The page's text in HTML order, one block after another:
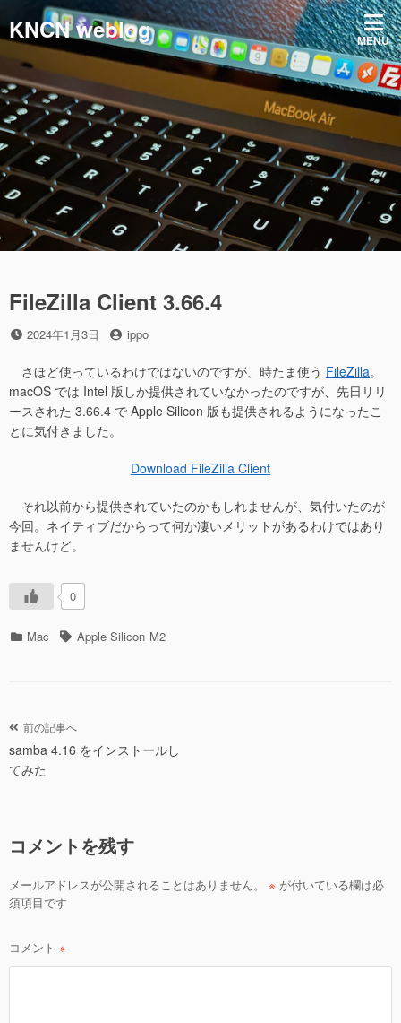
ン
ツ
へ
ス
キ
ッ
プ
KNCN weblog MENU
FileZilla Client 3.66.4
投
日
2024年1月3日
投
者
ippo
さほど使っているわけではないのですが、時たま使う FileZilla。
macOS では Intel 版しか提供されていなかったのですが、先日リリ
ースされた 3.66.4 で Apple Silicon 版も提供されるようになったこ
とに気付きました。
Download FileZilla Client
それ以前から提供されていたのかもしれませんが、気付いたのが
今回。ネイティブだからって何か凄いメリットがあるわけではあり
ませんけど。
0
カ Mac
タ Apple Silicon M2
投
稿
ナ
ー
シ
ョ
前の記事へ
samba 4.16 をインストールし
てみた
コメントを残す
メールアドレスが公開されることはありません。 ※ が付いている欄は必
須項目です
コメント ※